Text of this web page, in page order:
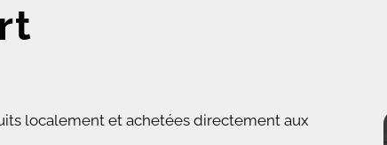
localement et achetées directement aux